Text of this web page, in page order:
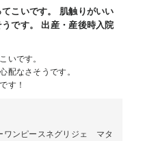
カートへ進む
こいです。 肌触りがいい
です。 出産・産後時入院
いです。
配なさそうです。
す！
ワンピースネグリジェ マタ
確認する